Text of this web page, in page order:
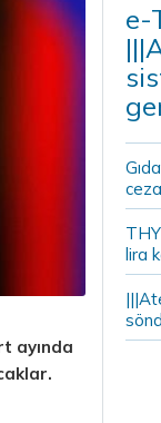
ayında
e-
lira